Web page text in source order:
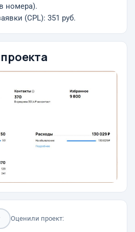
номера).
(CPL): 351 руб.
Оценили проект: